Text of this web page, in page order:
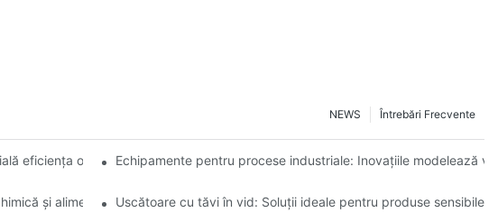
Întrebări Frecvente
NEWS
eficiența operaționalăEchipamente pentru procese industriale: Inovațiile modelează
și alimentarăUscătoare cu tăvi în vid: Soluții ideale pentru produse sensibile